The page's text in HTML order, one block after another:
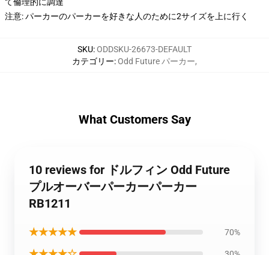
注意: パーカーのパーカーを好きな人のために2サイズを上に行く
SKU:ODDSKU-26673-DEFAULT
カテゴリー:Odd Future パーカー,
What Customers Say
10 reviews for ドルフィン Odd Future
プルオーバーパーカーパーカー
RB1211
★★★★★ 70%